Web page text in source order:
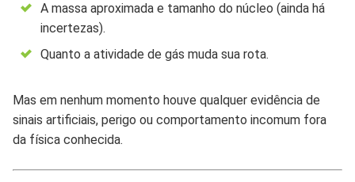
A massa aproximada e tamanho do núcleo (ainda há
incertezas).
Quanto a atividade de gás muda sua rota.
Mas em nenhum momento houve qualquer evidência de
sinais artificiais, perigo ou comportamento incomum fora
da física conhecida.